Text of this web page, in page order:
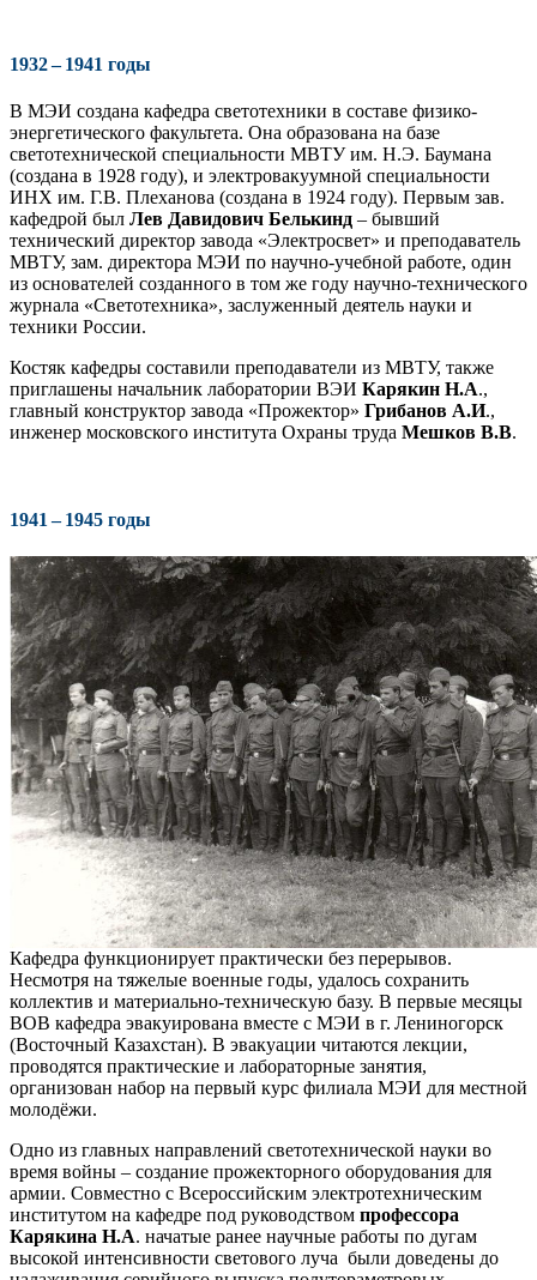
1932 – 1941 годы
В МЭИ создана кафедра светотехники в составе физико-
энергетического факультета. Она образована на базе
светотехнической специальности МВТУ им. Н.Э. Баумана
(создана в 1928 году), и электровакуумной специальности
ИНХ им. Г.В. Плеханова (создана в 1924 году). Первым зав.
кафедрой был Лев Давидович Белькинд – бывший
технический директор завода «Электросвет» и преподаватель
МВТУ, зам. директора МЭИ по научно-учебной работе, один
из основателей созданного в том же году научно-технического
журнала «Светотехника», заслуженный деятель науки и
техники России.
Костяк кафедры составили преподаватели из МВТУ, также
приглашены начальник лаборатории ВЭИ Карякин Н.А.,
главный конструктор завода «Прожектор» Грибанов А.И.,
инженер московского института Охраны труда Мешков В.В.
1941 – 1945 годы
Кафедра функционирует практически без перерывов.
Несмотря на тяжелые военные годы, удалось сохранить
коллектив и материально-техническую базу. В первые месяцы
ВОВ кафедра эвакуирована вместе с МЭИ в г. Лениногорск
(Восточный Казахстан). В эвакуации читаются лекции,
проводятся практические и лабораторные занятия,
организован набор на первый курс филиала МЭИ для местной
молодёжи.
Одно из главных направлений светотехнической науки во
время войны – создание прожекторного оборудования для
армии. Совместно с Всероссийским электротехническим
институтом на кафедре под руководством профессора
Карякина Н.А. начатые ранее научные работы по дугам
высокой интенсивности светового луча были доведены до